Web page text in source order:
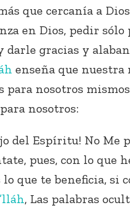
que cercanía a
en Dios, pedir
darle gracias y
enseña que nuestra
para nosotros
nosotros:
del Espíritu! No Me
pues, con lo que
lo que te beneficia, si
, Las palabras